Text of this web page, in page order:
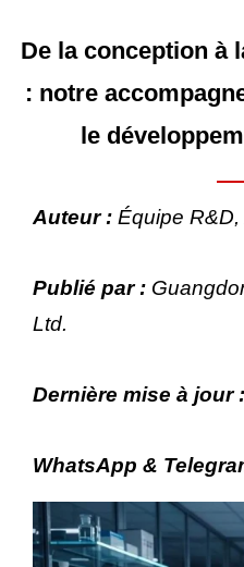
De la conception à
: notre
le
Auteur : Équipe
Publié par :
Ltd.
Dernière mise à jour :
WhatsApp &